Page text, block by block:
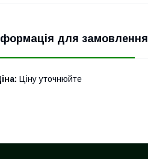
для замовлення
Ціну уточнюйте